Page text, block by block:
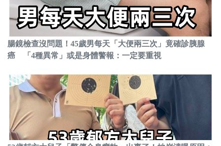
腸鏡檢查沒問題！45歲男每天「大便兩三次」竟確診胰腺
癌 「4種異常」或是身體警報：一定要重視